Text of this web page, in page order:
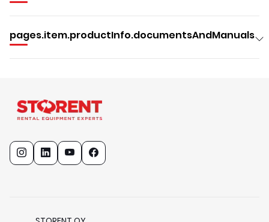
pages.item.productInfo.documentsAndManuals